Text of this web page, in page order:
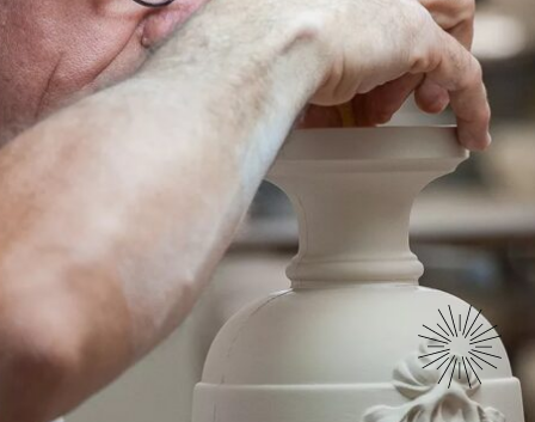
使命
委员会
组织机构
团队成员
联系我们
精品世家
欧洲成员
荣誉成员
法国技艺史
水晶
皮革/皮具